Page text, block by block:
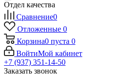
Отдел качества
Сравнение0
Отложенные 0
Корзина0 пуста 0
ВойтиМой кабинет
+7 (937) 351-14-50
Заказать звонок